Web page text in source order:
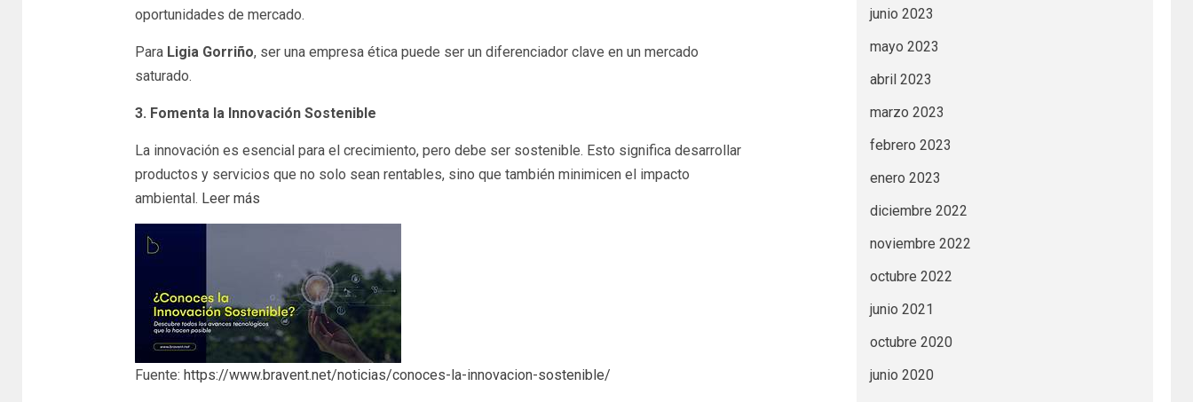
oportunidades de mercado.
Para Ligia Gorriño, ser una empresa ética puede ser un diferenciador clave en un mercado
saturado.
3. Fomenta la Innovación Sostenible
La innovación es esencial para el crecimiento, pero debe ser sostenible. Esto significa desarrollar
productos y servicios que no solo sean rentables, sino que también minimicen el impacto
ambiental. Leer más
Fuente: https://www.bravent.net/noticias/conoces-la-innovacion-sostenible/
junio 2023
mayo 2023
abril 2023
marzo 2023
febrero 2023
enero 2023
diciembre 2022
noviembre 2022
octubre 2022
junio 2021
octubre 2020
junio 2020